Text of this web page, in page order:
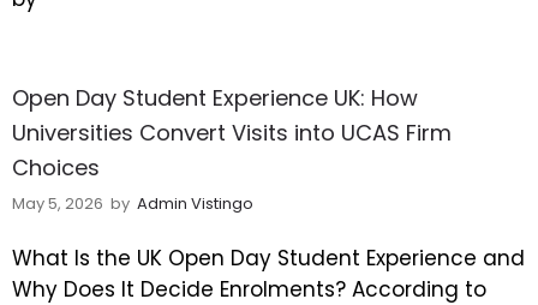
Open Day Student Experience UK: How
Universities Convert Visits into UCAS Firm
Choices
May 5, 2026 by Admin Vistingo
What Is the UK Open Day Student Experience and
Why Does It Decide Enrolments? According to